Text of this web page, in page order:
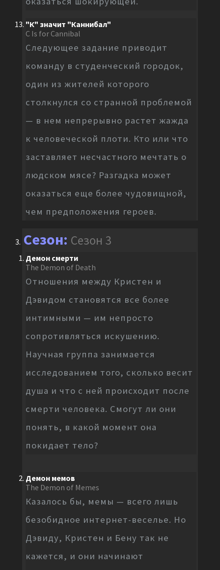
"К" значит "Каннибал"
C Is for Cannibal
Следующее задание приводит
команду в студенческий городок,
один из жителей которого
столкнулся со странной проблемой
— в нем непрерывно растет жажда
к человеческой плоти. Кто или что
заставляет несчастного мечтать о
людском мясе? Разгадка может
оказаться еще более чудовищной,
чем предположения героев.
Сезон 3
Демон смерти
The Demon of Death
Отношения между Кристен и
Дэвидом становятся все более
интимными — им непросто
сопротивляться искушению.
Научная группа занимается
исследованием того, сколько весит
душа и что с ней происходит после
смерти человека. Смогут ли они
понять, в какой момент она
покидает тело?
Демон мемов
The Demon of Memes
Казалось бы, мемы — всего лишь
безобидное интернет-веселье. Но
Дэвиду, Кристен и Бену так не
кажется, и они начинают